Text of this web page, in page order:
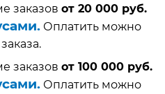
заказов от 20 000 руб.
. Оплатить можно
заказов от 100 000 руб.
Оплатить можно